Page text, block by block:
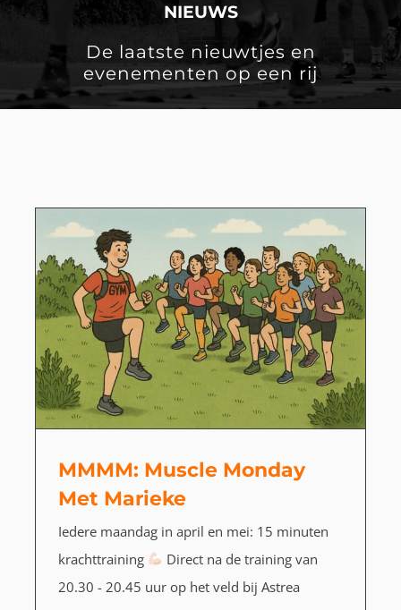
NIEUWS
De laatste nieuwtjes en
evenementen op een rij
MMMM: Muscle Monday
Met Marieke
Iedere maandag in april en mei: 15 minuten
krachttraining
Direct na de training van
20.30 - 20.45 uur op het veld bij Astrea